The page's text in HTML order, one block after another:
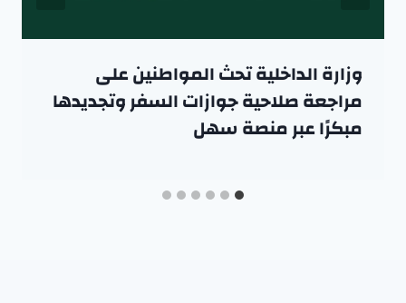
وزارة الداخلية تحث المواطنين على
مراجعة صلاحية جوازات السفر وتجديدها
مبكرًا عبر منصة سهل